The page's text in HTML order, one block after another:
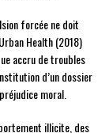
forcée ne doit
Health (2018)
accru de troubles
d’un dossier
moral.
illicite, des